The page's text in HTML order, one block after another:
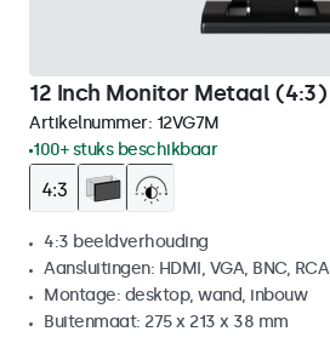
12 Inch Monitor Metaal (4:3)
Artikelnummer: 12VG7M
100+ stuks beschikbaar
4:3 beeldverhouding
Aansluitingen: HDMI, VGA, BNC, RCA
Montage: desktop, wand, inbouw
Buitenmaat: 275 x 213 x 38 mm